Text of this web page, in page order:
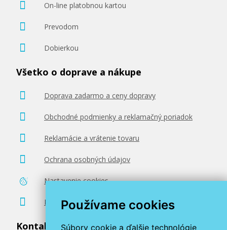
Používame cookies
Súbory cookie a ďalšie technológie
On-line platobnou kartou
Prevodom
Dobierkou
Všetko o doprave a nákupe
Doprava zadarmo a ceny dopravy
Obchodné podmienky a reklamačný poriadok
Reklamácie a vrátenie tovaru
Ochrana osobných údajov
Nastavenie cookies
Poradenstvo zadarmo
Kontaktujte nás